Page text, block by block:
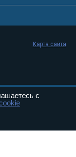
Карта сайта
с